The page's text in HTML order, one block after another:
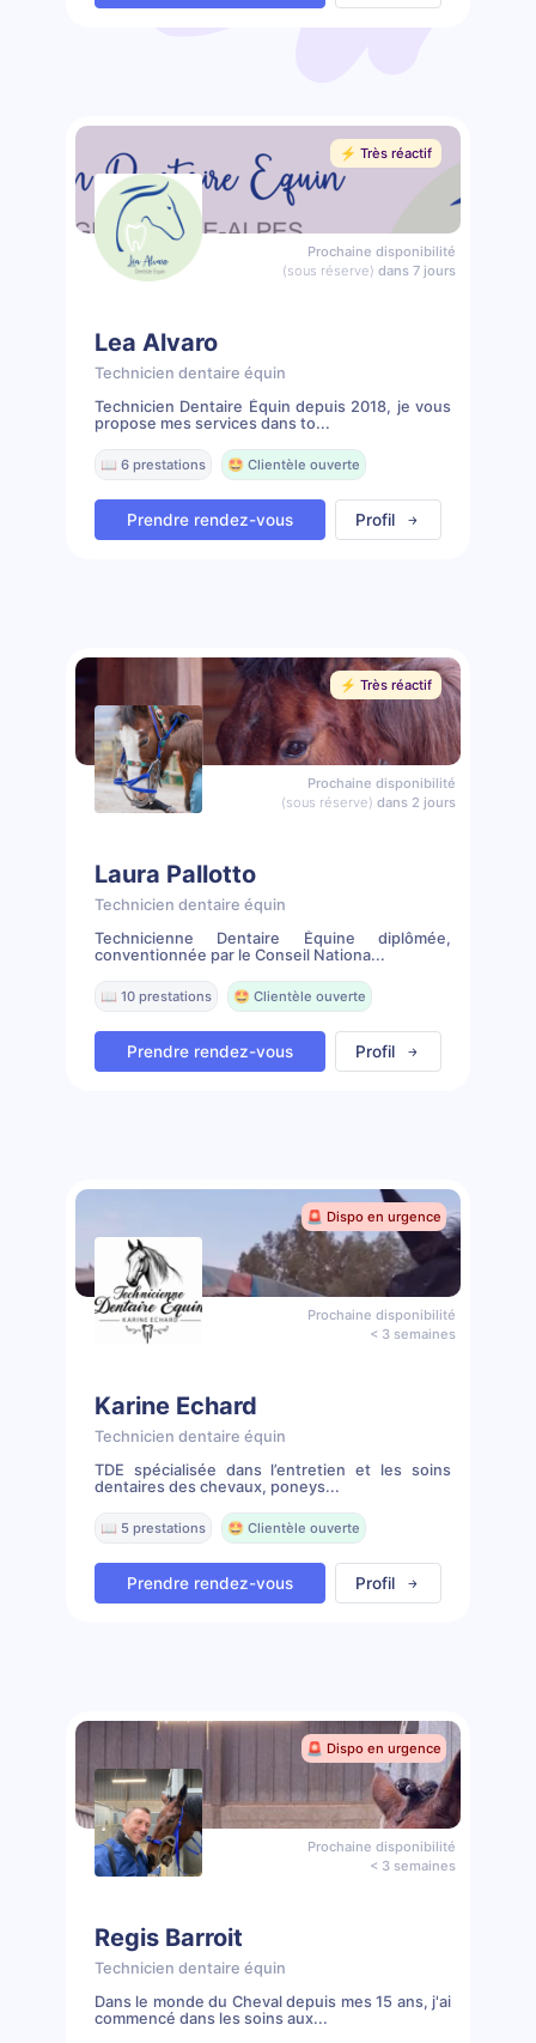
⚡️ Très réactif
Prochaine disponibilité
(sous réserve) dans 7 jours
Lea Alvaro
Technicien dentaire équin
Technicien Dentaire Équin depuis 2018, je vous
propose mes services dans to...
📖 6 prestations 🤩 Clientèle ouverte
Prendre rendez-vous Profil
⚡️ Très réactif
Prochaine disponibilité
(sous réserve) dans 2 jours
Laura Pallotto
Technicien dentaire équin
Technicienne Dentaire Équine diplômée,
conventionnée par le Conseil Nationa...
📖 10 prestations 🤩 Clientèle ouverte
Prendre rendez-vous Profil
🚨 Dispo en urgence
Prochaine disponibilité
< 3 semaines
Karine Echard
Technicien dentaire équin
TDE spécialisée dans l’entretien et les soins
dentaires des chevaux, poneys...
📖 5 prestations 🤩 Clientèle ouverte
Prendre rendez-vous Profil
🚨 Dispo en urgence
Prochaine disponibilité
< 3 semaines
Regis Barroit
Technicien dentaire équin
Dans le monde du Cheval depuis mes 15 ans, j'ai
commencé dans les soins aux...